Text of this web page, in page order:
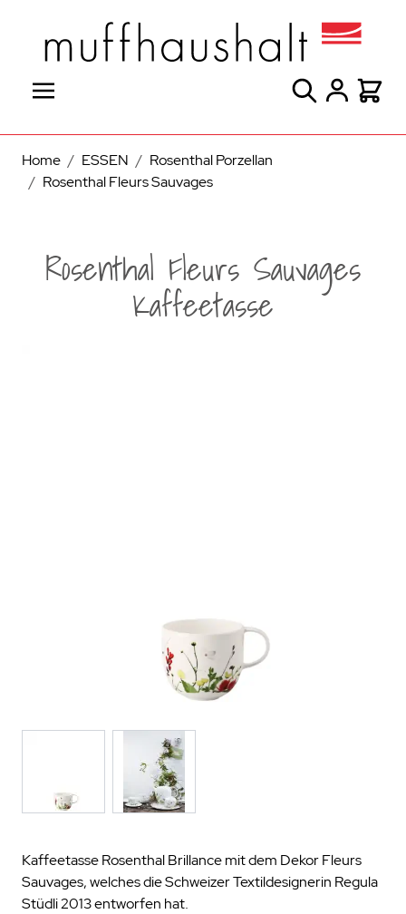
Suche
Home / ESSEN / Rosenthal Porzellan
/ Rosenthal Fleurs Sauvages
Rosenthal Fleurs Sauvages
Kaffeetasse
Kaffeetasse Rosenthal Brillance mit dem Dekor Fleurs
Sauvages, welches die Schweizer Textildesignerin Regula
Stüdli 2013 entworfen hat.